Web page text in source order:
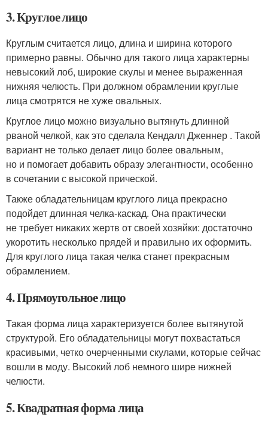
3. Круглое лицо
Круглым считается лицо, длина и ширина которого
примерно равны. Обычно для такого лица характерны
невысокий лоб, широкие скулы и менее выраженная
нижняя челюсть. При должном обрамлении круглые
лица смотрятся не хуже овальных.
Круглое лицо можно визуально вытянуть длинной
рваной челкой, как это сделала Кендалл Дженнер . Такой
вариант не только делает лицо более овальным,
но и помогает добавить образу элегантности, особенно
в сочетании с высокой прической.
Также обладательницам круглого лица прекрасно
подойдет длинная челка-каскад. Она практически
не требует никаких жертв от своей хозяйки: достаточно
укоротить несколько прядей и правильно их оформить.
Для круглого лица такая челка станет прекрасным
обрамлением.
4. Прямоугольное лицо
Такая форма лица характеризуется более вытянутой
структурой. Его обладательницы могут похвастаться
красивыми, четко очерченными скулами, которые сейчас
вошли в моду. Высокий лоб немного шире нижней
челюсти.
5. Квадратная форма лица